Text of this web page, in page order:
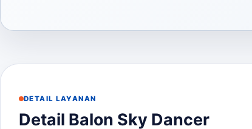
DETAIL LAYANAN
Detail Balon Sky Dancer